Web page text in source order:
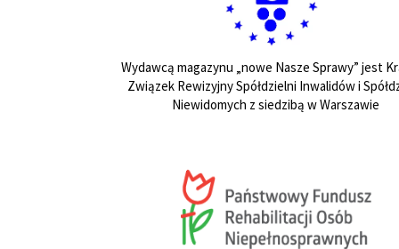
Wydawcą magazynu „nowe Nasze Sprawy” jest
Związek Rewizyjny Spółdzielni Inwalidów i
Niewidomych z siedzibą w Warszawie